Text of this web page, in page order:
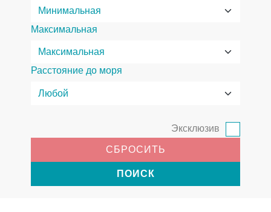
Максимальная
Расстояние до моря
Эксклюзив
СБРОСИТЬ
ПОИСК